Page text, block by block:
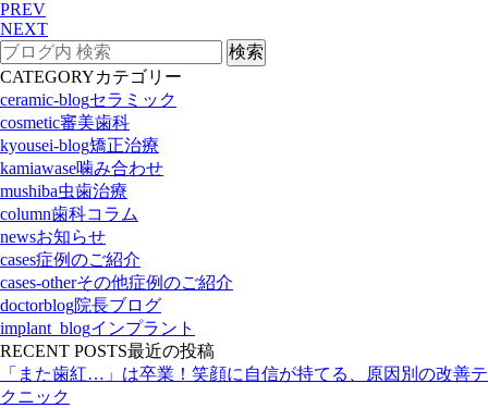
PREV
NEXT
CATEGORYカテゴリー
ceramic-blogセラミック
cosmetic審美歯科
kyousei-blog矯正治療
kamiawase噛み合わせ
mushiba虫歯治療
column歯科コラム
newsお知らせ
cases症例のご紹介
cases-otherその他症例のご紹介
doctorblog院長ブログ
implant_blogインプラント
RECENT POSTS最近の投稿
「また歯紅…」は卒業！笑顔に自信が持てる、原因別の改善テ
クニック